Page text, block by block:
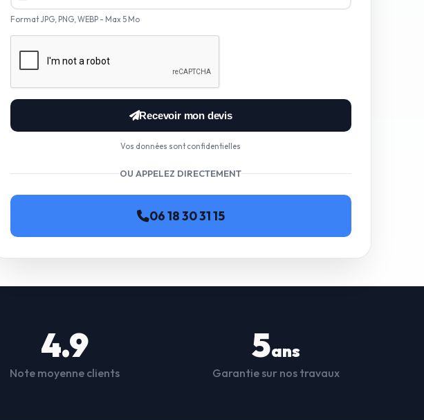
Format JPG, PNG, WEBP - Max 5 Mo
Recevoir mon devis
Vos données sont confidentielles
OU APPELEZ DIRECTEMENT
06 18 30 31 15
4.9
Note moyenne clients
5ans
Garantie sur nos travaux